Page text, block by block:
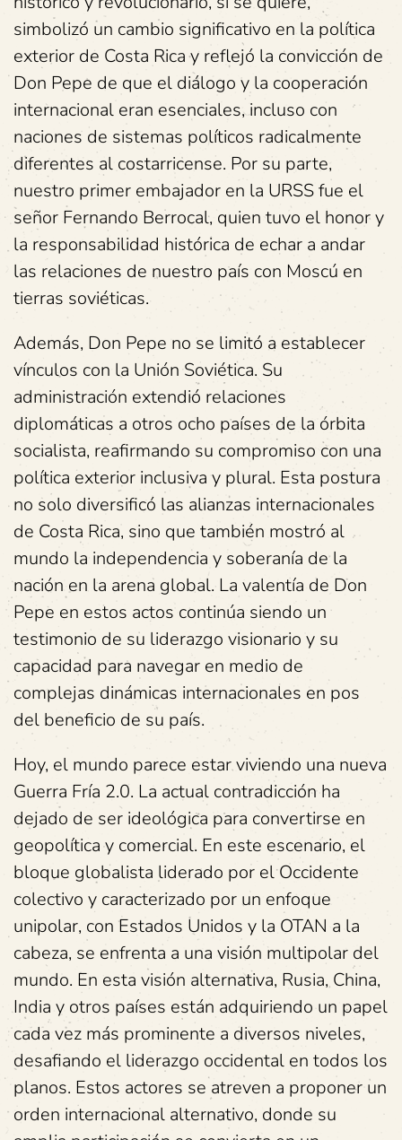
simbolizó un cambio significativo en la política
exterior de Costa Rica y reflejó la convicción de
Don Pepe de que el diálogo y la cooperación
internacional eran esenciales, incluso con
naciones de sistemas políticos radicalmente
diferentes al costarricense. Por su parte,
nuestro primer embajador en la URSS fue el
señor Fernando Berrocal, quien tuvo el honor y
la responsabilidad histórica de echar a andar
las relaciones de nuestro país con Moscú en
tierras soviéticas.
Además, Don Pepe no se limitó a establecer
vínculos con la Unión Soviética. Su
administración extendió relaciones
diplomáticas a otros ocho países de la órbita
socialista, reafirmando su compromiso con una
política exterior inclusiva y plural. Esta postura
no solo diversificó las alianzas internacionales
de Costa Rica, sino que también mostró al
mundo la independencia y soberanía de la
nación en la arena global. La valentía de Don
Pepe en estos actos continúa siendo un
testimonio de su liderazgo visionario y su
capacidad para navegar en medio de
complejas dinámicas internacionales en pos
del beneficio de su país.
Hoy, el mundo parece estar viviendo una nueva
Guerra Fría 2.0. La actual contradicción ha
dejado de ser ideológica para convertirse en
geopolítica y comercial. En este escenario, el
bloque globalista liderado por el Occidente
colectivo y caracterizado por un enfoque
unipolar, con Estados Unidos y la OTAN a la
cabeza, se enfrenta a una visión multipolar del
mundo. En esta visión alternativa, Rusia, China,
India y otros países están adquiriendo un papel
cada vez más prominente a diversos niveles,
desafiando el liderazgo occidental en todos los
planos. Estos actores se atreven a proponer un
orden internacional alternativo, donde su